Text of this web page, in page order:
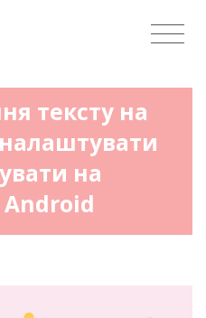
тексту на
на
Android